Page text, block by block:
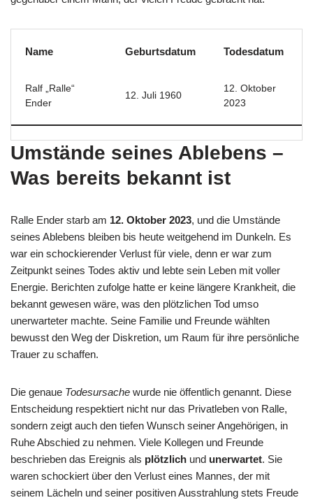
Name Geburtsdatum Todesdatum
Ralf „Ralle“
Ender
12. Juli 1960
12. Oktober
2023
Umstände seines Ablebens –
Was bereits bekannt ist
Ralle Ender starb am 12. Oktober 2023, und die Umstände
seines Ablebens bleiben bis heute weitgehend im Dunkeln. Es
war ein schockierender Verlust für viele, denn er war zum
Zeitpunkt seines Todes aktiv und lebte sein Leben mit voller
Energie. Berichten zufolge hatte er keine längere Krankheit, die
bekannt gewesen wäre, was den plötzlichen Tod umso
unerwarteter machte. Seine Familie und Freunde wählten
bewusst den Weg der Diskretion, um Raum für ihre persönliche
Trauer zu schaffen.
Die genaue Todesursache wurde nie öffentlich genannt. Diese
Entscheidung respektiert nicht nur das Privatleben von Ralle,
sondern zeigt auch den tiefen Wunsch seiner Angehörigen, in
Ruhe Abschied zu nehmen. Viele Kollegen und Freunde
beschrieben das Ereignis als plötzlich und unerwartet. Sie
waren schockiert über den Verlust eines Mannes, der mit
seinem Lächeln und seiner positiven Ausstrahlung stets Freude